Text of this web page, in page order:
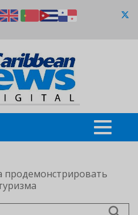
продемонстрировать